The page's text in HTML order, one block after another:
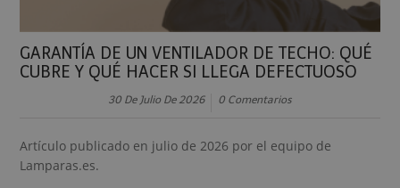
GARANTÍA DE UN VENTILADOR DE TECHO: QUÉ
CUBRE Y QUÉ HACER SI LLEGA DEFECTUOSO
30 De Julio De 2026 0 Comentarios
Artículo publicado en julio de 2026 por el equipo de
Lamparas.es.